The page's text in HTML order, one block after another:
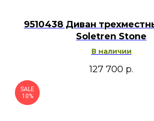
9510438 Диван
Soletren Stone
В наличии
127 700 р.
SALE
10%